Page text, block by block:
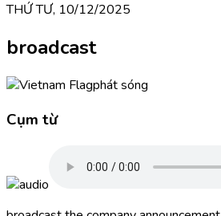
THỨ TƯ, 10/12/2025
broadcast
phát sóng
Cụm từ